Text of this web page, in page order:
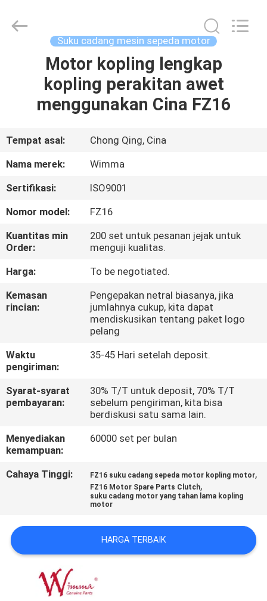
RUMAH
PRODUK
VIDEO
KAMI
TUR
PABRIK
KONTROL
KUALITAS
BERITA
MINTA
KUTIPAN
PETA
SITUS
PRIBADI
Spare
Parts
Suku cadang mesin sepeda motor
Motor kopling lengkap
kopling perakitan awet
menggunakan Cina FZ16
Tempat asal:
Chong Qing, Cina
Nama merek:
Wimma
Sertifikasi:
ISO9001
Nomor model:
FZ16
Kuantitas min
Order:
200 set untuk pesanan jejak untuk
menguji kualitas.
Harga:
To be negotiated.
Kemasan
rincian:
Pengepakan netral biasanya, jika
jumlahnya cukup, kita dapat
mendiskusikan tentang paket logo
pelang
Waktu
pengiriman:
35-45 Hari setelah deposit.
Syarat-syarat
pembayaran:
30% T/T untuk deposit, 70% T/T
sebelum pengiriman, kita bisa
berdiskusi satu sama lain.
Menyediakan
kemampuan:
60000 set per bulan
Cahaya Tinggi: FZ16 suku cadang sepeda motor kopling motor,
FZ16 Motor Spare Parts Clutch,
suku cadang motor yang tahan lama kopling
motor
HARGA TERBAIK